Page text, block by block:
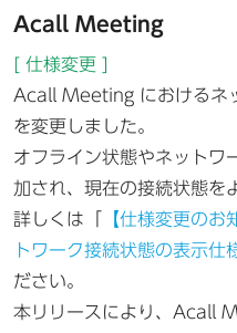
Acall Meeting
[ 仕様変更 ]
Acall Meeting におけるネ
を変更しました。
オフライン状態やネットワ
加され、現在の接続状態を
詳しくは「
【仕様変更の
トワーク接続状態の表示仕
ださい。
本リリースにより、Acall